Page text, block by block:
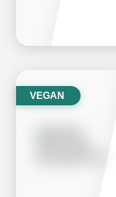
VEGAN